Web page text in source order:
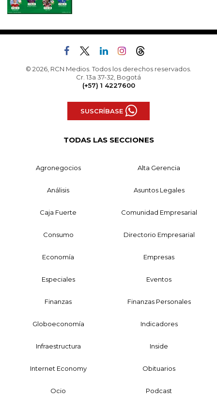
© 2026, RCN Medios. Todos los derechos reservados.
Cr. 13a 37-32, Bogotá
(+57) 1 4227600
SUSCRÍBASE
TODAS LAS SECCIONES
Agronegocios Alta Gerencia
Análisis Asuntos Legales
Caja Fuerte Comunidad Empresarial
Consumo Directorio Empresarial
Economía Empresas
Especiales Eventos
Finanzas Finanzas Personales
Globoeconomía Indicadores
Infraestructura Inside
Internet Economy Obituarios
Ocio Podcast